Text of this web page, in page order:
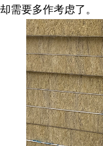
却需要多作考虑了。